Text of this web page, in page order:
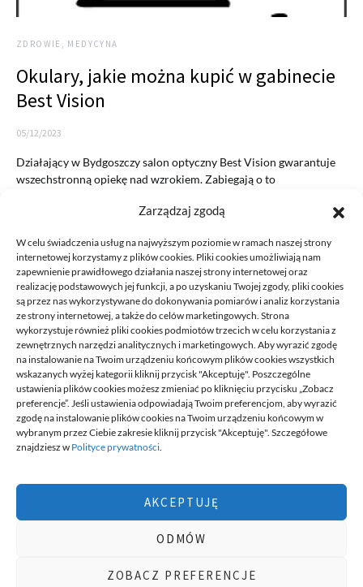
Zarządzaj zgodą
W celu świadczenia usług na najwyższym poziomie w ramach naszej strony
internetowej korzystamy z plików cookies. Pliki cookies umożliwiają nam
zapewnienie prawidłowego działania naszej strony internetowej oraz
realizację podstawowych jej funkcji, a po uzyskaniu Twojej zgody, pliki cookies
są przez nas wykorzystywane do dokonywania pomiarów i analiz korzystania
ze strony internetowej, a także do celów marketingowych. Strona
wykorzystuje również pliki cookies podmiotów trzecich w celu korzystania z
zewnętrznych narzędzi analitycznych i marketingowych. Aby wyrazić zgodę
na instalowanie na Twoim urządzeniu końcowym plików cookies wszystkich
wskazanych wyżej kategorii kliknij przycisk "Akceptuję". Poszczególne
ustawienia plików cookies możesz zmieniać po kliknięciu przycisku „Zobacz
preferencje”. Jeśli ustawienia odpowiadają Twoim preferencjom, aby wyrazić
zgodę na instalowanie plików cookies na Twoim urządzeniu końcowym w
wybranym przez Ciebie zakresie kliknij przycisk "Akceptuję". Szczegółowe
znajdziesz w Polityce prywatności.
AKCEPTUJĘ
ODMÓW
ZOBACZ PREFERENCJE
ZDROWIE, MEDYCYNA
Okulary, jakie można kupić w gabinecie
Best Vision
05/12/2023
Działający w Bydgoszczy salon optyczny Best Vision gwarantuje
wszechstronną opiekę nad wzrokiem. Zabiegają o to
READ MORE
DECA /
Deca
to miejsce stworzone dla ludzi takich jak ty, miejsce, gdzie
możesz znaleźć wiele ciekawych informacji, na różne tematy,
informacji podzielonych na tematyczne kategorie. Dołącz do naszej
innymi ten serwis.
Chcesz do nas dołączyć, pisać teksty i dzielić się swoją wiedzą?
wizytówki nap